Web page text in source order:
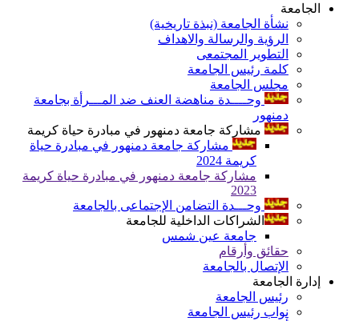
الجامعة
نشأة الجامعة (نبذة تاريخية)
الرؤية والرسالة والاهداف
التطوير المجتمعى
كلمة رئيس الجامعة
مجلس الجامعة
وحــــدة مناهضة العنف ضد المـــرأة بجامعة
دمنهور
مشاركة جامعة دمنهور في مبادرة حياة كريمة
مشاركة جامعة دمنهور في مبادرة حياة
كريمة 2024
مشاركة جامعة دمنهور في مبادرة حياة كريمة
2023
وحـــدة التضامن الإجتماعى بالجامعة
الشراكات الداخلية للجامعة
جامعة عين شمس
حقائق وأرقام
الإتصال بالجامعة
إدارة الجامعة
رئيس الجامعة
نواب رئيس الجامعة